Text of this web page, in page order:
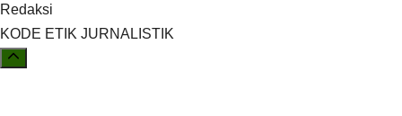
Redaksi
KODE ETIK JURNALISTIK